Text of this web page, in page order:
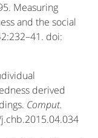
Measuring
and the social
doi:
derived
Comput.